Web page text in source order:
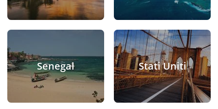
Senegal Stati Uniti